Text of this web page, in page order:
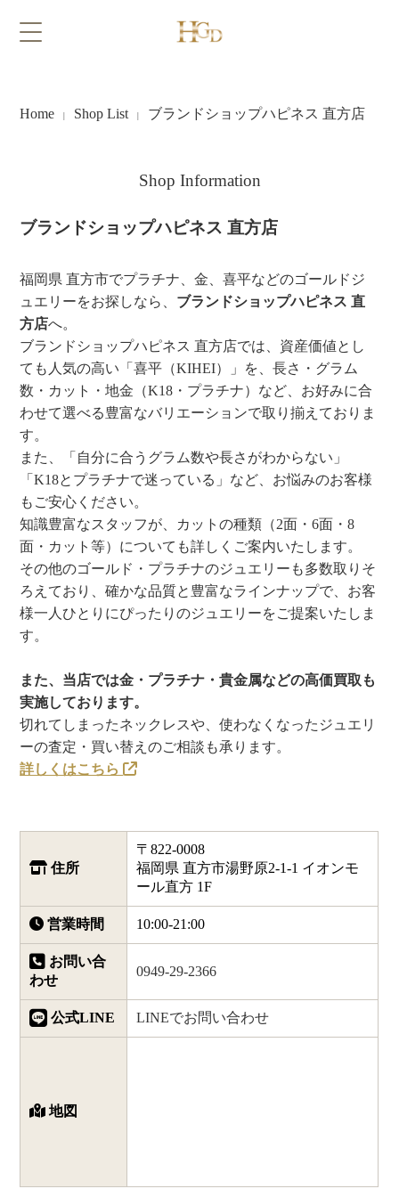
Home Shop List ブランドショップハピネス 直方店
Shop Information
ブランドショップハピネス 直方店
福岡県 直方市でプラチナ、金、喜平などのゴールドジ
ュエリーをお探しなら、 ブランドショップハピネス 直
方店へ。
ブランドショップハピネス 直方店では、資産価値とし
ても人気の高い「喜平（KIHEI）」を、長さ・グラム
数・カット・地金（K18・プラチナ）など、お好みに合
わせて選べる豊富なバリエーションで取り揃えておりま
す。
また、「自分に合うグラム数や長さがわからない」
「K18とプラチナで迷っている」など、お悩みのお客様
もご安心ください。
知識豊富なスタッフが、カットの種類（2面・6面・8
面・カット等）についても詳しくご案内いたします。
その他のゴールド・プラチナのジュエリーも多数取りそ
ろえており、確かな品質と豊富なラインナップで、お客
様一人ひとりにぴったりのジュエリーをご提案いたしま
す。
また、当店では金・プラチナ・貴金属などの高価買取も
実施しております。
切れてしまったネックレスや、使わなくなったジュエリ
ーの査定・買い替えのご相談も承ります。
詳しくはこちら
住所
〒822-0008
福岡県 直方市湯野原2-1-1 イオンモ
ール直方 1F
営業時間 10:00-21:00
お問い合
わせ
0949-29-2366
公式LINE LINEでお問い合わせ
地図